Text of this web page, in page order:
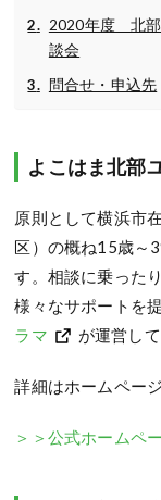
2020年度 北部
談会
問合せ・申込先
よこはま北部
原則として横浜市
区）の概ね15歳～
す。相談に乗った
様々なサポートを
ラマ
が運営して
詳細はホームペー
＞＞公式ホームペ